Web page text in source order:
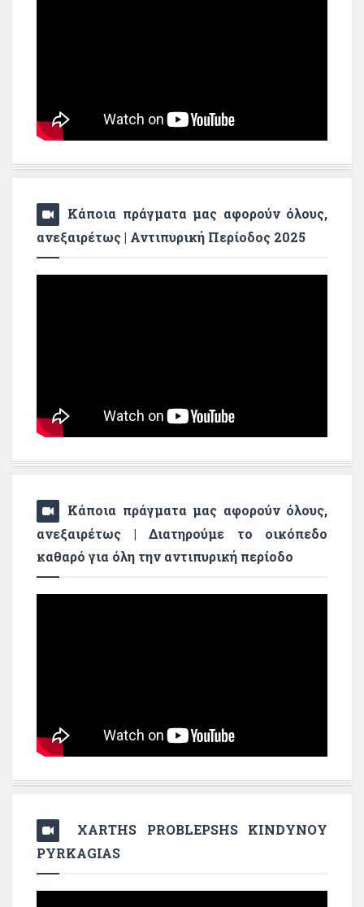
Κάποια πράγματα μας αφορούν όλους,
ανεξαιρέτως | Αντιπυρική Περίοδος 2025
Κάποια πράγματα μας αφορούν όλους,
ανεξαιρέτως | Διατηρούμε το οικόπεδο
καθαρό για όλη την αντιπυρική περίοδο
XARTHS PROBLEPSHS KINDYNOY
PYRKAGIAS